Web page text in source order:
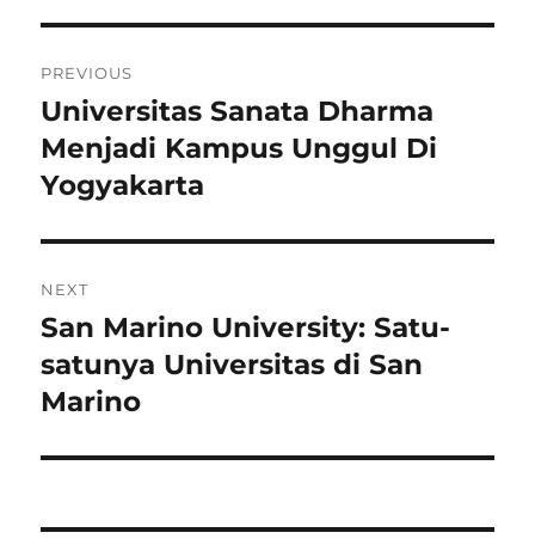
pos
PREVIOUS
Previous
post:
Universitas Sanata Dharma
Menjadi Kampus Unggul Di
Yogyakarta
NEXT
Next
post:
San Marino University: Satu-
satunya Universitas di San
Marino